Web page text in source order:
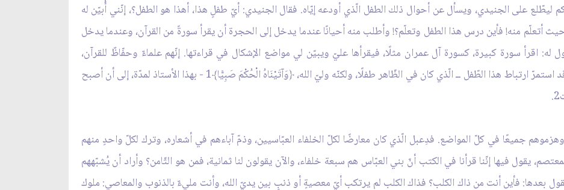
ليطّلع على الجنيدي، ويسأل عن أحوال ذلك الطفل الّذي أودعه إيّاه. فقال الجنيدي: أيّ طفلٍ هذا، أهذا هو الطفل؟، إنّني أُبيّن له
حيث أتعلّم منه! فأين درس هذا الطفل وتعلّم؟! وأطلب منه أحيانًا عندما يدخل إلى الحجرة أن يقرأ سورةً من القرآن، وعندما يدخل
له: اقرأ سورة كبيرة، كسورة آل عمران مثلًا، فيقرأها عليّ ويبيّن لي مواضع الإشكال في قراءتها. إنّهم علماءٌ وحفّاظٌ للقرآن،
وعلماء بالتأويل والتفسير، أيّ طفلٍ هذا؟!. وقد استمرّ ارتباط هذا الطّفل ــ الّذي كان في الظّاهر طفلًا، ولكنّه وليّ الله، ﴿وَآتَيْنَاهُ الْحُكْمَ صَبِيًّا﴾1 - بهذا الأستاذ لمدّة، إلى أن أصبح
جميعًا في كلّ المواضع. فدِعبل الّذي كان معارضًا لكلّ الخلفاء العبّاسيين، وذمّ آباءهم في أشعاره، وترك لكلّ واحدٍ منهم
يقول فيها إنّنا قرأنا في الكتب أنّ بني العبّاس هم سبعة خلفاء، والآن يقولون لنا ثمانية، فمن هو الثّامن؟ وأراد أن يُشبّههم
بعدها: فأين أنت من ذاك الكلب؟ فذاك الكلب لم يرتكب أيّ معصيةٍ أو ذنبٍ بين يديّ الله، وأنت مليءٌ بالذنوب والمعاصي: ملوك